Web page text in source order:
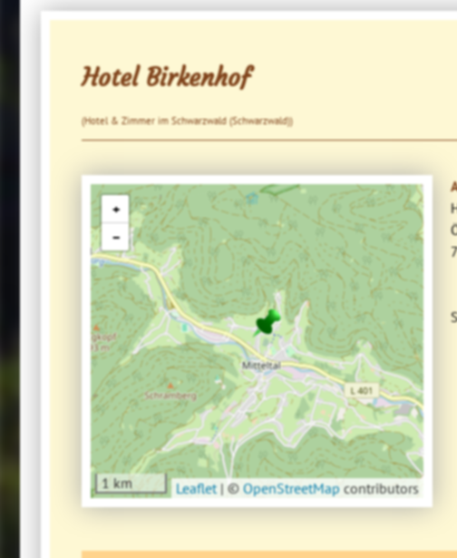
Hotel Birkenhof
(Hotel & Zimmer im Schwarzwald (Schwarzwald))
+
−
1 km Leaflet |©OpenStreetMap contributors